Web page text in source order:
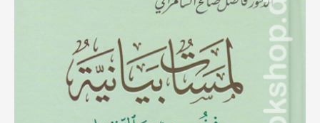
نصوص
التنزيل